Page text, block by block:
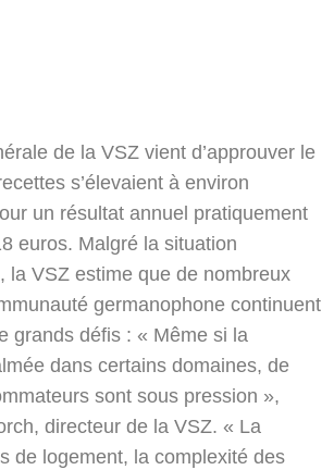
de la VSZ vient d’approuver le
s’élevaient à environ
un résultat annuel pratiquement
euros. Malgré la situation
la VSZ estime que de nombreux
germanophone continuent
grands défis : « Même si la
dans certains domaines, de
sont sous pression »,
directeur de la VSZ. « La
de logement, la complexité des